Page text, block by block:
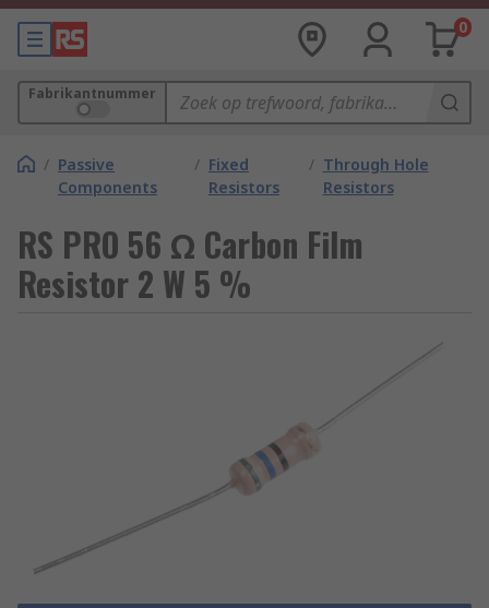
0
Fabrikantnummer
/ Passive
Components
/ Fixed
Resistors
/ Through Hole
Resistors
RS PRO 56 Ω Carbon Film
Resistor 2 W 5 %